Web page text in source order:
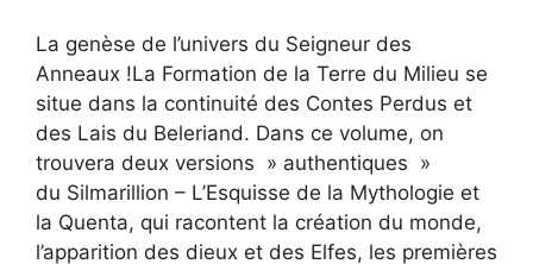
La genèse de l’univers du Seigneur des
Anneaux !La Formation de la Terre du Milieu se
situe dans la continuité des Contes Perdus et
des Lais du Beleriand. Dans ce volume, on
trouvera deux versions » authentiques »
du Silmarillion – L’Esquisse de la Mythologie et
la Quenta, qui racontent la création du monde,
l’apparition des dieux et des Elfes, les premières